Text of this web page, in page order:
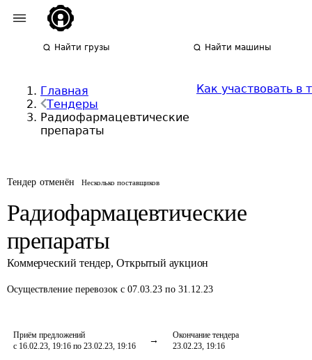
Найти грузы Найти машины
Главная
Тендеры
Радиофармацевтические
препараты
Как участвовать в
Тендер отменён Несколько поставщиков
Радиофармацевтические
препараты
Коммерческий тендер, Открытый аукцион
Осуществление перевозок с 07.03.23 по 31.12.23
Приём предложений
с 16.02.23, 19:16 по 23.02.23, 19:16
Окончание тендера
23.02.23, 19:16